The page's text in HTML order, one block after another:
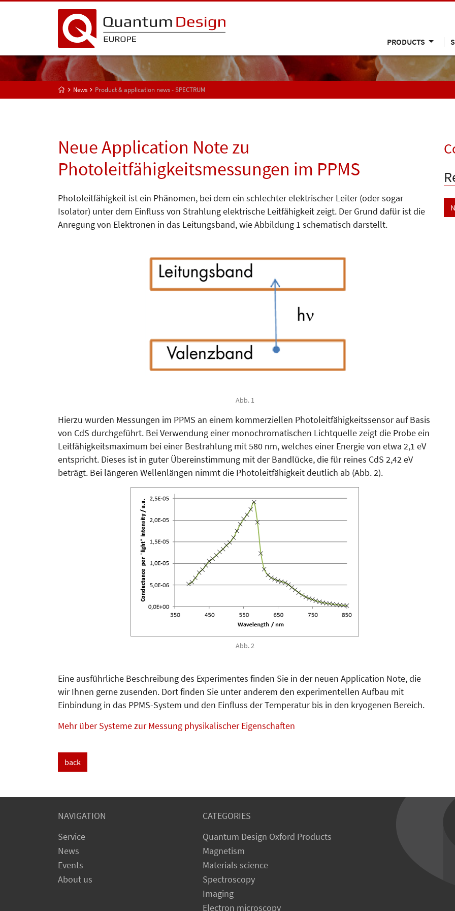
PRODUCTS
News Product & application news - SPECTRUM
Neue Application Note zu
Photoleitfähigkeitsmessungen im PPMS
Photoleitfähigkeit ist ein Phänomen, bei dem ein schlechter elektrischer Leiter (oder sogar
Isolator) unter dem Einfluss von Strahlung elektrische Leitfähigkeit zeigt. Der Grund dafür ist die
Anregung von Elektronen in das Leitungsband, wie Abbildung 1 schematisch darstellt.
Abb. 1
Hierzu wurden Messungen im PPMS an einem kommerziellen Photoleit­fähigkeitssensor auf Basis
von CdS durchgeführt. Bei Verwendung einer monochromatischen Lichtquelle zeigt die Probe ein
Leitfähigkeitsma­ximum bei einer Bestrahlung mit 580 nm, welches einer Energie von etwa 2,1 eV
entspricht. Dieses ist in guter Übereinstimmung mit der Bandlücke, die für reines CdS 2,42 eV
beträgt. Bei längeren Wellenlängen nimmt die Photoleitfähigkeit deutlich ab (Abb. 2).
Abb. 2
Eine ausführliche Beschreibung des Experimentes finden Sie in der neuen Application Note, die
wir Ihnen gerne zusenden. Dort finden Sie unter anderem den experimentellen Aufbau mit
Einbindung in das PPMS-System und den Einfluss der Temperatur bis in den kryogenen Bereich.
Mehr über Systeme zur Messung physikalischer Eigenschaften
back
NAVIGATION
Service
News
Events
About us
CATEGORIES
Quantum Design Oxford Products
Magnetism
Materials science
Spectroscopy
Imaging
Electron microscopy